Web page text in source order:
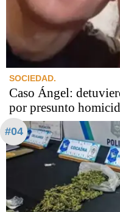
SOCIEDAD.
Caso Ángel:
por presunto
#04